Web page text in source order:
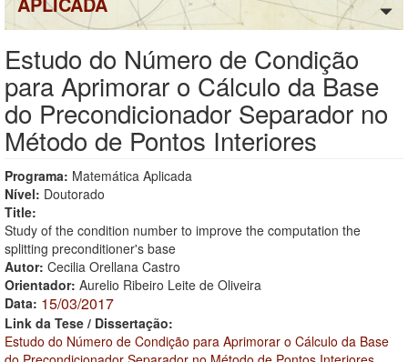
Estudo do Número de Condição
para Aprimorar o Cálculo da Base
do Precondicionador Separador no
Método de Pontos Interiores
Programa: Matemática Aplicada
Nível: Doutorado
Title:
Study of the condition number to improve the computation the
splitting preconditioner's base
Autor: Cecilia Orellana Castro
Orientador: Aurelio Ribeiro Leite de Oliveira
Data: 15/03/2017
Link da Tese / Dissertação:
Estudo do Número de Condição para Aprimorar o Cálculo da Base